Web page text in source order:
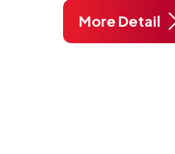
Tangerang.
menghadirkan
More Detail